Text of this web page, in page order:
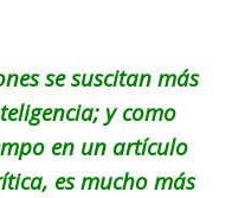
se suscitan más
y como
en un artículo
es mucho más